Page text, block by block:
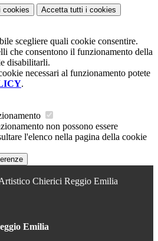
cookies Accetta tutti i cookies
scegliere quali cookie consentire.
che consentono il funzionamento della
disabilitarli.
necessari al funzionamento potete
.
non possono essere
l'elenco nella pagina della cookie
Chierici Reggio Emilia
Emilia